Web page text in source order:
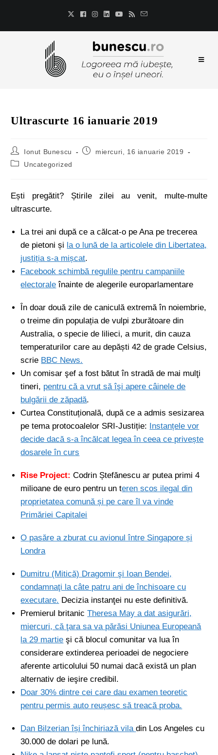
Ultrascurte 16 ianuarie 2019
Ionut Bunescu
miercuri, 16 ianuarie 2019
Uncategorized
Ești pregătit? Știrile zilei au venit, multe-multe
ultrascurte.
La trei ani după ce a călcat-o pe Ana pe trecerea
de pietoni și la o lună de la articolele din Libertatea,
justiția s-a mișcat.
Facebook schimbă regulile pentru campaniile
electorale înainte de alegerile europarlamentare
În doar două zile de caniculă extremă în noiembrie,
o treime din populația de vulpi zburătoare din
Australia, o specie de lilieci, a murit, din cauza
temperaturilor care au depăști 42 de grade Celsius,
scrie BBC News.
Un comisar şef a fost bătut în stradă de mai mulţi
tineri, pentru că a vrut să îşi apere câinele de
bulgării de zăpadă.
Curtea Constituțională, după ce a admis sesizarea
pe tema protocoalelor SRI-Justiție: Instanțele vor
decide dacă s-a încălcat legea în ceea ce privește
dosarele în curs
Rise Project: Codrin Ștefănescu ar putea primi 4
milioane de euro pentru un teren scos ilegal din
proprietatea comună și pe care îl va vinde
Primăriei Capitalei
O pasăre a zburat cu avionul între Singapore și
Londra
Dumitru (Mitică) Dragomir şi Ioan Bendei,
condamnaţi la câte patru ani de închisoare cu
executare. Decizia instanţei nu este definitivă.
Premierul britanicTheresa May a dat asigurări,
miercuri, că ţara sa va părăsi Uniunea Europeană
la 29 martie şi că blocul comunitar va lua în
considerare extinderea perioadei de negociere
aferente articolului 50 numai dacă există un plan
alternativ de ieşire credibil.
Doar 30% dintre cei care dau examen teoretic
pentru permis auto reușesc să treacă proba.
Dan Bilzerian își închiriază viladin Los Angeles cu
30.000 de dolari pe lună.